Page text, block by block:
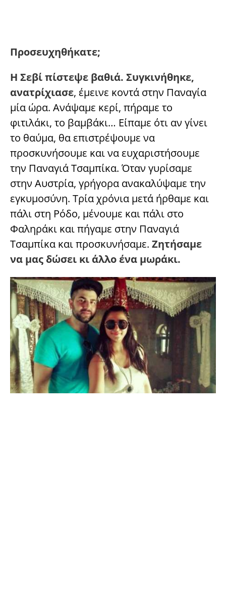
Προσευχηθήκατε;
Η Σεβί πίστεψε βαθιά. Συγκινήθηκε,
ανατρίχιασε, έμεινε κοντά στην Παναγία
μία ώρα. Ανάψαμε κερί, πήραμε το
φιτιλάκι, το βαμβάκι… Είπαμε ότι αν γίνει
το θαύμα, θα επιστρέψουμε να
προσκυνήσουμε και να ευχαριστήσουμε
την Παναγιά Τσαμπίκα. Όταν γυρίσαμε
στην Αυστρία, γρήγορα ανακαλύψαμε την
εγκυμοσύνη. Τρία χρόνια μετά ήρθαμε και
πάλι στη Ρόδο, μένουμε και πάλι στο
Φαληράκι και πήγαμε στην Παναγιά
Τσαμπίκα και προσκυνήσαμε. Ζητήσαμε
να μας δώσει κι άλλο ένα μωράκι.